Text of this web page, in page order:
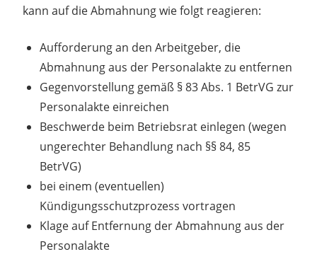
kann auf die Abmahnung wie folgt reagieren:
Aufforderung an den Arbeitgeber, die
Abmahnung aus der Personalakte zu entfernen
Gegenvorstellung gemäß § 83 Abs. 1 BetrVG zur
Personalakte einreichen
Beschwerde beim Betriebsrat einlegen (wegen
ungerechter Behandlung nach §§ 84, 85
BetrVG)
bei einem (eventuellen)
Kündigungsschutzprozess vortragen
Klage auf Entfernung der Abmahnung aus der
Personalakte